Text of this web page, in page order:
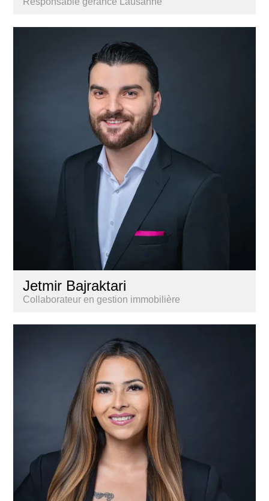
Jetmir Bajraktari
Collaborateur en gestion immobilière